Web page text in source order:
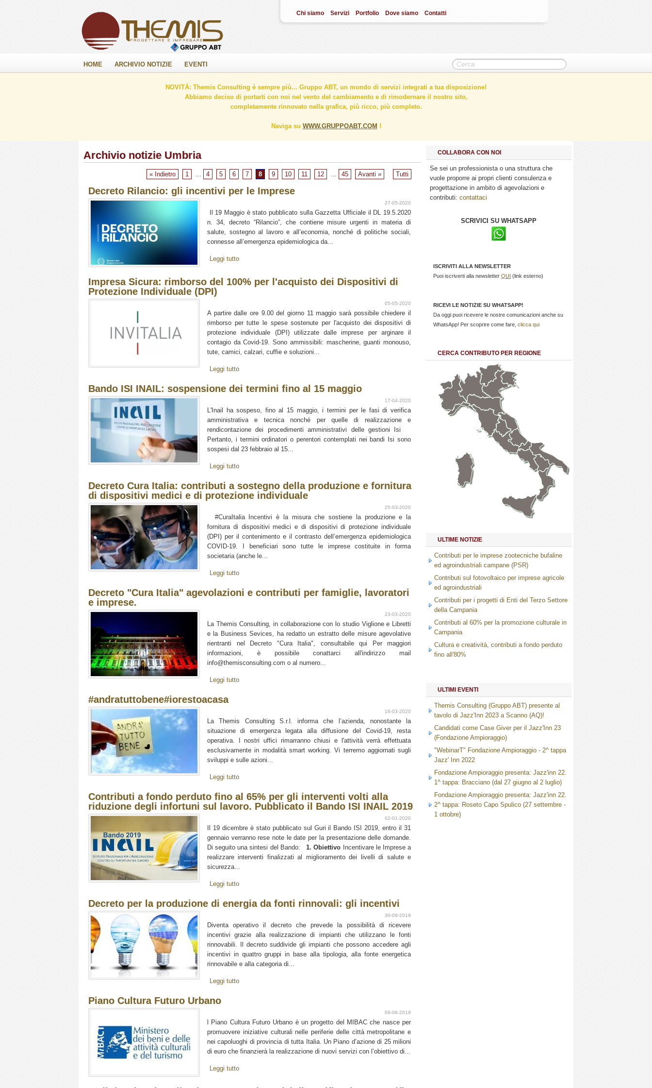
Chi siamo Servizi Portfolio Dove siamo Contatti
HOME ARCHIVIO NOTIZIE EVENTI
NOVITÀ: Themis Consulting è sempre più... Gruppo ABT, un mondo di servizi integrati a tua disposizione!
Abbiamo deciso di portarti con noi nel vento del cambiamento e di rimodernare il nostro sito,
completamente rinnovato nella grafica, più ricco, più completo.
Naviga su WWW.GRUPPOABT.COM !
Archivio notizie Umbria
« Indietro 1 ... 4 5 6 7 8 9 10 11 12 ... 45 Avanti » Tutti
Decreto Rilancio: gli incentivi per le Imprese
27-05-2020
Il 19 Maggio è stato pubblicato sulla Gazzetta Ufficiale il DL 19.5.2020
n. 34, decreto “Rilancio”, che contiene misure urgenti in materia di
salute, sostegno al lavoro e all’economia, nonché di politiche sociali,
connesse all’emergenza epidemiologica da...
Leggi tutto
Impresa Sicura: rimborso del 100% per l'acquisto dei Dispositivi di
Protezione Individuale (DPI)
05-05-2020
A partire dalle ore 9.00 del giorno 11 maggio sarà possibile chiedere il
rimborso per tutte le spese sostenute per l'acquisto dei dispositivi di
protezione individuale (DPI) utilizzate dalle imprese per arginare il
contagio da Covid-19. Sono ammissibili: mascherine, guanti monouso,
tute, camici, calzari, cuffie e soluzioni...
Leggi tutto
Bando ISI INAIL: sospensione dei termini fino al 15 maggio
17-04-2020
L'Inail ha sospeso, fino al 15 maggio, i termini per le fasi di verifica
amministrativa e tecnica nonché per quelle di realizzazione e
rendicontazione dei procedimenti amministrativi delle gestioni Isi
Pertanto, i termini ordinatori o perentori contemplati nei bandi Isi sono
sospesi dal 23 febbraio al 15...
Leggi tutto
Decreto Cura Italia: contributi a sostegno della produzione e fornitura
di dispositivi medici e di protezione individuale
25-03-2020
#CuraItalia Incentivi è la misura che sostiene la produzione e la
fornitura di dispositivi medici e di dispositivi di protezione individuale
(DPI) per il contenimento e il contrasto dell’emergenza epidemiologica
COVID-19. I beneficiari sono tutte le imprese costituite in forma
societaria (anche le...
Leggi tutto
Decreto "Cura Italia" agevolazioni e contributi per famiglie, lavoratori
e imprese.
23-03-2020
La Themis Consulting, in collaborazione con lo studio Viglione e Libretti
e la Business Sevices, ha redatto un estratto delle misure agevolative
rientranti nel Decreto "Cura Italia", consultabile qui Per maggiori
informazioni, è possibile conattarci all'indirizzo mail
info@themisconsulting.com o al numero...
Leggi tutto
#andratuttobene#iorestoacasa
16-03-2020
La Themis Consulting S.r.l. informa che l’azienda, nonostante la
situazione di emergenza legata alla diffusione del Covid-19, resta
operativa. I nostri uffici rimarranno chiusi e l'attività verrà effettuata
esclusivamente in modalità smart working. Vi terremo aggiornati sugli
sviluppi e sulle azioni...
Leggi tutto
Contributi a fondo perduto fino al 65% per gli interventi volti alla
riduzione degli infortuni sul lavoro. Pubblicato il Bando ISI INAIL 2019
02-01-2020
Il 19 dicembre è stato pubblicato sul Guri il Bando ISI 2019, entro il 31
gennaio verranno rese note le date per la presentazione delle domande.
Di seguito una sintesi del Bando:1. Obiettivo Incentivare le Imprese a
realizzare interventi finalizzati al miglioramento dei livelli di salute e
sicurezza...
Leggi tutto
Decreto per la produzione di energia da fonti rinnovali: gli incentivi
30-09-2019
Diventa operativo il decreto che prevede la possibilità di ricevere
incentivi grazie alla realizzazione di impianti che utilizzano le fonti
rinnovabili. Il decreto suddivide gli impianti che possono accedere agli
incentivi in quattro gruppi in base alla tipologia, alla fonte energetica
rinnovabile e alla categoria di...
Leggi tutto
Piano Cultura Futuro Urbano
06-06-2019
l Piano Cultura Futuro Urbano è un progetto del MIBAC che nasce per
promuovere iniziative culturali nelle periferie delle città metropolitane e
nei capoluoghi di provincia di tutta Italia. Un Piano d’azione di 25 milioni
di euro che finanzierà la realizzazione di nuovi servizi con l’obiettivo di...
Leggi tutto
COLLABORA CON NOI
Se sei un professionista o una struttura che
vuole proporre ai propri clienti consulenza e
progettazione in ambito di agevolazioni e
contributi: contattaci
SCRIVICI SU WHATSAPP
ISCRIVITI ALLA NEWSLETTER
Puoi iscriverti alla newsletter QUI (link esterno)
RICEVI LE NOTIZIE SU WHATSAPP!
Da oggi puoi ricevere le nostre comunicazioni anche su
WhatsApp! Per scoprire come fare, clicca qui
CERCA CONTRIBUTO PER REGIONE
Abruzzo
Basilicata
Emilia Romagna
Friuli
Venezia
Giulia
Lombardia
Marche
Molise
Piemonte
Puglia
Trentino
Adige
Umbria
Valle
d'Aosta
ULTIME NOTIZIE
Contributi per le imprese zootecniche bufaline
ed agroindustriali campane (PSR)
Contributi sul fotovoltaico per imprese agricole
ed agroindustriali
Contributi per i progetti di Enti del Terzo Settore
della Campania
Contributi al 60% per la promozione culturale in
Campania
Cultura e creatività, contributi a fondo perduto
fino all'80%
ULTIMI EVENTI
Themis Consulting (Gruppo ABT) presente al
tavolo di Jazz'Inn 2023 a Scanno (AQ)!
Candidati come Case Giver per il Jazz'Inn 23
(Fondazione Ampioraggio)
"WebinarT" Fondazione Ampioraggio - 2^ tappa
Jazz' Inn 2022
Fondazione Ampioraggio presenta: Jazz'inn 22.
1^ tappa: Bracciano (dal 27 giugno al 2 luglio)
Fondazione Ampioraggio presenta: Jazz'inn 22.
2^ tappa: Roseto Capo Spulico (27 settembre -
1 ottobre)